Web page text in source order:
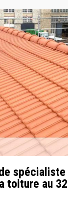
spécialiste
toiture au